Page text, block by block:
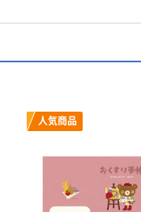
人気商品